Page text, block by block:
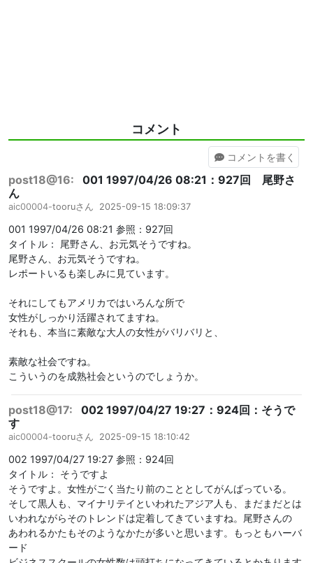
コメント
コメント を書く
post18@16:
001 1997/04/26 08:21：927回 尾野さ
ん
aic00004-tooruさん 2025-09-15 18:09:37
001 1997/04/26 08:21 参照：927回
タイトル： 尾野さん、お元気そうですね。
尾野さん、お元気そうですね。
レポートいるも楽しみに見ています。
それにしてもアメリカではいろんな所で
女性がしっかり活躍されてますね。
それも、本当に素敵な大人の女性がバリバリと、
素敵な社会ですね。
こういうのを成熟社会というのでしょうか。
post18@17:
002 1997/04/27 19:27：924回：そうで
す
aic00004-tooruさん 2025-09-15 18:10:42
002 1997/04/27 19:27 参照：924回
タイトル： そうですよ
そうですよ。女性がごく当たり前のこととしてがんばっている。
そして黒人も、マイナリテイといわれたアジア人も、まだまだとは
いわれながらそのトレンドは定着してきていますね。尾野さんの
あわれるかたもそのようなかたが多いと思います。もっともハーバ
ード